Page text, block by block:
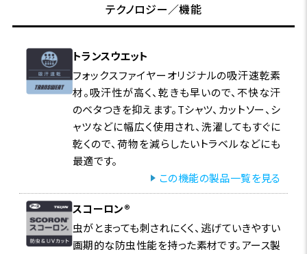
テクノロジー／機能
トランスウエット
フォックスファイヤーオリジナルの吸汗速乾素
材。吸汗性が高く、乾きも早いので、不快な汗
のベタつきを抑えます。Tシャツ、カットソー、シ
ャツなどに幅広く使用され、洗濯してもすぐに
乾くので、荷物を減らしたいトラベルなどにも
最適です。
この機能の製品一覧を見る
スコーロン®
虫がとまっても刺されにくく、逃げていきやすい
画期的な防虫性能を持った素材です。アース製